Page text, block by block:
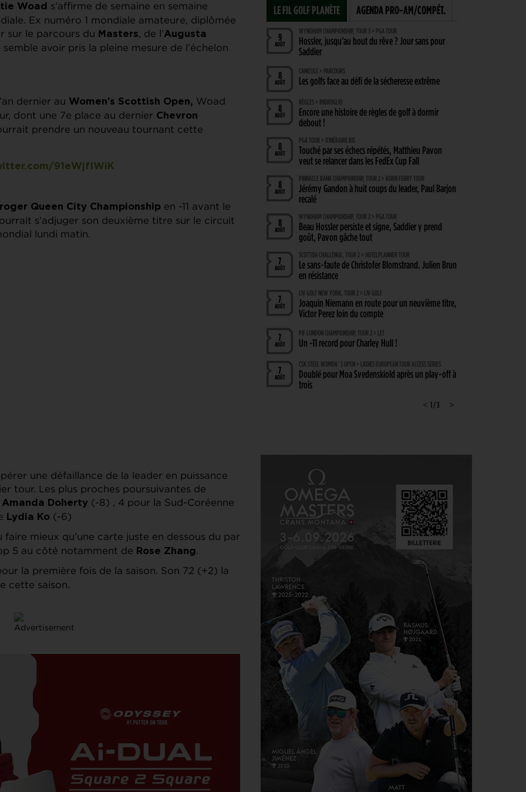
Woad
s’affirme de semaine en semaine
Ex numéro 1 mondiale amateure, diplômée
sur le parcours du Masters, de l’Augusta
avoir pris la pleine mesure de l’échelon
dernier au Women’s Scottish Open, Woad
dont une 7e place au dernier Chevron
prendre un nouveau tournant cette
91eWjfIWiK
Queen City Championship en -11 avant le
s’adjuger son deuxième titre sur le circuit
lundi matin.
une défaillance de la leader en puissance
tour. Les plus proches poursuivantes de
Amanda Doherty (-8) , 4 pour la Sud-Coréenne
Lydia Ko (-6)
faire mieux qu’une carte juste en dessous du par
5 au côté notamment de Rose Zhang.
la première fois de la saison. Son 72 (+2) la
cette saison.
LE FIL GOLF PLANÈTE AGENDA PRO-AM/COMPÉT.
9
AOÛT
WYNDHAM CHAMPIONSHIP, TOUR 3 > PGA TOUR
Hossler, jusqu’au bout du rêve ? Jour sans pour
Saddier
8
AOÛT
CANICULE > PARCOURS
Les golfs face au défi de la sécheresse extrême
8
AOÛT
RÈGLES > IMBROGLIO
Encore une histoire de règles de golf à dormir
debout !
8
AOÛT
PGA TOUR > ITINÉRAIRE BIS
Touché par ses échecs répétés, Matthieu Pavon
veut se relancer dans les FedEx Cup Fall
8
AOÛT
PINNACLE BANK CHAMPIONSHIP, TOUR 2 > KORN FERRY TOUR
Jérémy Gandon à huit coups du leader, Paul Barjon
recalé
8
AOÛT
WYNDHAM CHAMPIONSHIP, TOUR 2 > PGA TOUR
Beau Hossler persiste et signe, Saddier y prend
goût, Pavon gâche tout
7
AOÛT
SCOTTISH CHALLENGE, TOUR 2 > HOTELPLANNER TOUR
Le sans-faute de Christofer Blomstrand. Julien Brun
en résistance
7
AOÛT
LIV GOLF NEW YORK, TOUR 2 > LIV GOLF
Joaquin Niemann en route pour un neuvième titre,
Victor Perez loin du compte
7
AOÛT
PIF LONDON CHAMPIONSHIP, TOUR 2 > LET
Un -11 record pour Charley Hull !
7
AOÛT
CSK STEEL WOMEN´S OPEN > LADIES EUROPEAN TOUR ACCESS SERIES
Doublé pour Moa Svedenskiold après un play-off à
trois
AOÛT
WYNDHAM CHAMPIONSHIP > CHAMBOULETOUT
Des changements de matériel Majeurs avant le
dernier tournoi de la saison régulière
6
MATÉRIEL > MÉTAMORPHOSE
Michael Thorbjornsen : les secrets d’un sac qui a
changé de visage avant son premier succès sur le
PGA Tour
AOÛT
GUERRE DES CIRCUITS > QUESTIONS POUR DES CHAMPIONS
LIV Golf : Quel avenir pour Rahm et DeChambeau ?
PGA TOUR > DIVORCE
Le FedEx St. Jude Championship va perdre son
statut de tournoi XXL
6
AOÛT
DP WORLD TOUR > PLATEAU DE RÊVE
De nombreuses stars annoncées à l’Irish Open
5
AOÛT
ENTRAÎNEMENT > ON M(&M)
Vidéo : un jeu pour égayer les entraînements de
vos enfants
LIV GOLF > NOUVELLE ÈRE
Le boss du LIV Golf confirme un accord de 250
millions de dollars avec un investisseur dont le
nom reste… secret !
5
AOÛT
PGA TOUR > CHAMPIONSHIP SERIES 2028
Le Cadillac, chez Trump, au programme du
Championship Series 2028
< >
1 / 3